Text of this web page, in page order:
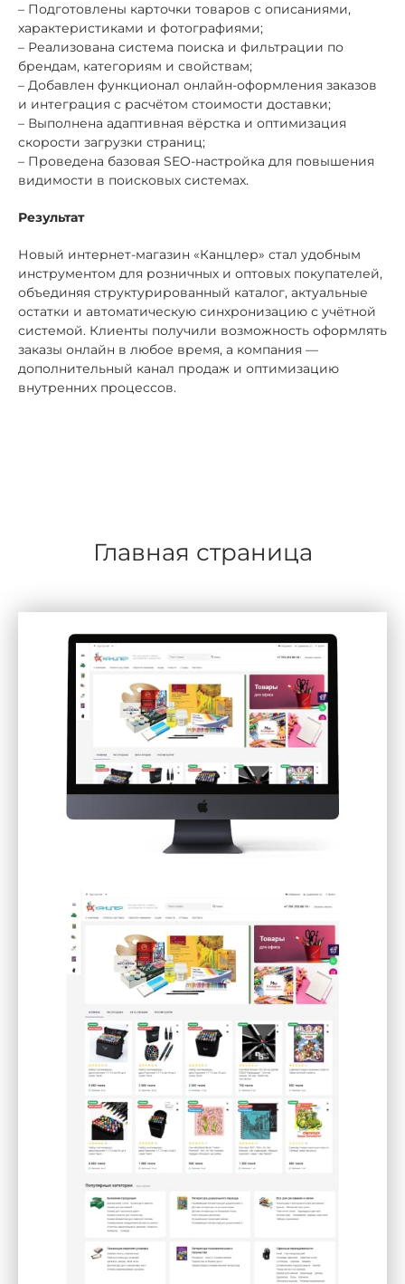
– Подготовлены карточки товаров с описаниями,
характеристиками и фотографиями;
– Реализована система поиска и фильтрации по
брендам, категориям и свойствам;
– Добавлен функционал онлайн-оформления заказов
и интеграция с расчётом стоимости доставки;
– Выполнена адаптивная вёрстка и оптимизация
скорости загрузки страниц;
– Проведена базовая SEO-настройка для повышения
видимости в поисковых системах.
Результат
Новый интернет-магазин «Канцлер» стал удобным
инструментом для розничных и оптовых покупателей,
объединяя структурированный каталог, актуальные
остатки и автоматическую синхронизацию с учётной
системой. Клиенты получили возможность оформлять
заказы онлайн в любое время, а компания —
дополнительный канал продаж и оптимизацию
внутренних процессов.
Главная страница